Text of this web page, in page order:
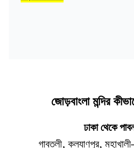
জোড়বাংলা মন্দির
ঢাকা থেকে
গাবতলী, কল্যাণপুর,